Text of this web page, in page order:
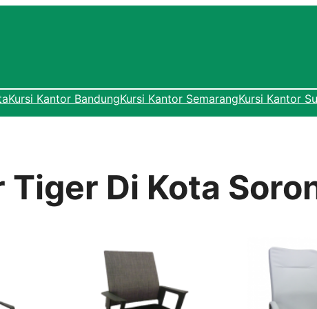
Kursi Kantor BandungKursi Kantor SemarangKursi Kantor
Di Kota